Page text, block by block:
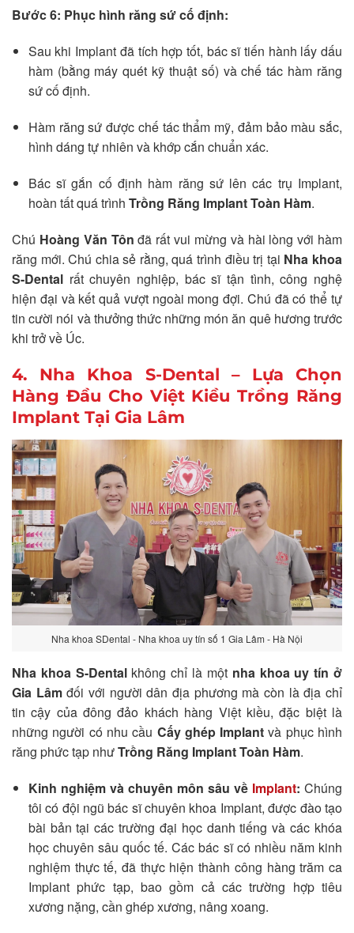
Bước 6: Phục hình răng sứ cố định:
Sau khi Implant đã tích hợp tốt, bác sĩ tiến hành lấy dấu
hàm (bằng máy quét kỹ thuật số) và chế tác hàm răng
sứ cố định.
Hàm răng sứ được chế tác thẩm mỹ, đảm bảo màu sắc,
hình dáng tự nhiên và khớp cắn chuẩn xác.
Bác sĩ gắn cố định hàm răng sứ lên các trụ Implant,
hoàn tất quá trình Trồng Răng Implant Toàn Hàm.
Chú Hoàng Văn Tôn đã rất vui mừng và hài lòng với hàm
răng mới. Chú chia sẻ rằng, quá trình điều trị tại Nha khoa
S-Dental rất chuyên nghiệp, bác sĩ tận tình, công nghệ
hiện đại và kết quả vượt ngoài mong đợi. Chú đã có thể tự
tin cười nói và thưởng thức những món ăn quê hương trước
khi trở về Úc.
4. Nha Khoa S-Dental – Lựa Chọn
Hàng Đầu Cho Việt Kiều Trồng Răng
Implant Tại Gia Lâm
Nha khoa SDental - Nha khoa uy tín số 1 Gia Lâm - Hà Nội
Nha khoa S-Dentalkhông chỉ là một nha khoa uy tín ở
Gia Lâmđối với người dân địa phương mà còn là địa chỉ
tin cậy của đông đảo khách hàng Việt kiều, đặc biệt là
những người có nhu cầu Cấy ghép Implant và phục hình
răng phức tạp nhưTrồng Răng Implant Toàn Hàm.
Kinh nghiệm và chuyên môn sâu về Implant: Chúng
tôi có đội ngũ bác sĩ chuyên khoa Implant, được đào tạo
bài bản tại các trường đại học danh tiếng và các khóa
học chuyên sâu quốc tế. Các bác sĩ có nhiều năm kinh
nghiệm thực tế, đã thực hiện thành công hàng trăm ca
Implant phức tạp, bao gồm cả các trường hợp tiêu
xương nặng, cần ghép xương, nâng xoang.